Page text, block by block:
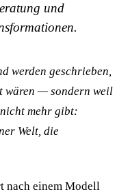
und
werden geschrieben,
wären — sondern weil
mehr gibt:
Welt, die
nach einem Modell